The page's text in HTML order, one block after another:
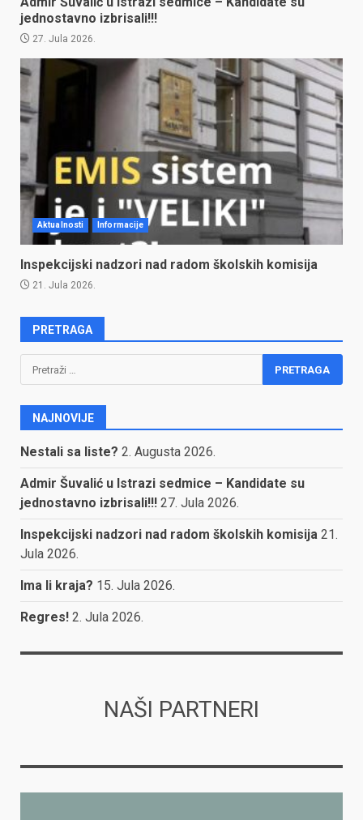
jednostavno izbrisali!!!
27. Jula 2026.
Aktualnosti Informacije
Inspekcijski nadzori nad radom školskih komisija
21. Jula 2026.
PRETRAGA
Pretraga:
NAJNOVIJE
Nestali sa liste? 2. Augusta 2026.
Admir Šuvalić u Istrazi sedmice – Kandidate su
jednostavno izbrisali!!! 27. Jula 2026.
Inspekcijski nadzori nad radom školskih komisija 21.
Jula 2026.
Ima li kraja? 15. Jula 2026.
Regres! 2. Jula 2026.
NAŠI PARTNERI